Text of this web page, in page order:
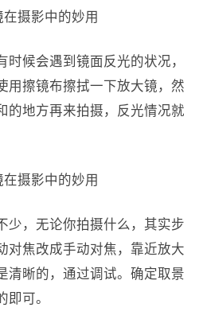
时候会遇到镜面反光的状况，
用擦镜布擦拭一下放大镜，然
的地方再来拍摄，反光情况就
少，无论你拍摄什么，其实步
对焦改成手动对焦，靠近放大
清晰的，通过调试。确定取景
可。